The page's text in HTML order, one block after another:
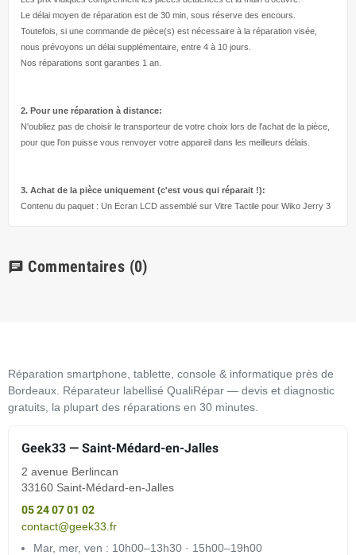
Le délai moyen de réparation est de 30 min, sous réserve des encours.
Toutefois, si une commande de pièce(s) est nécessaire à la réparation visée,
nous prévoyons un délai supplémentaire, entre 4 à 10 jours.
Nos réparations sont garanties 1 an.
2. Pour une réparation à distance:
N'oubliez pas de choisir le transporteur de votre choix lors de l'achat de la pièce,
pour que l'on puisse vous renvoyer votre appareil dans les meilleurs délais.
3. Achat de la pièce uniquement (c'est vous qui réparait !):
Contenu du paquet : Un Ecran LCD assemblé sur Vitre Tactile pour Wiko Jerry 3
chat Commentaires (0)
Réparation smartphone, tablette, console & informatique près de
Bordeaux. Réparateur labellisé QualiRépar — devis et diagnostic
gratuits, la plupart des réparations en 30 minutes.
Geek33 — Saint-Médard-en-Jalles
2 avenue Berlincan
33160 Saint-Médard-en-Jalles
05 24 07 01 02
contact@geek33.fr
Mar, mer, ven : 10h00–13h30 · 15h00–19h00